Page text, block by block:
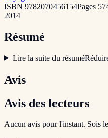
ISBN 9782070456154Pages
2014
Résumé
Lire la suite du résumé
Avis
Avis des lecteurs
Aucun avis pour l'instant. Sois